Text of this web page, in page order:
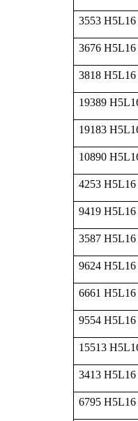
3553 H5L16
3676 H5L16
3818 H5L16
19389
19183
10890
4253 H5L16
9419 H5L16
3587 H5L16
9624 H5L16
6661 H5L16
9554 H5L16
15513
3413 H5L16
6795 H5L16